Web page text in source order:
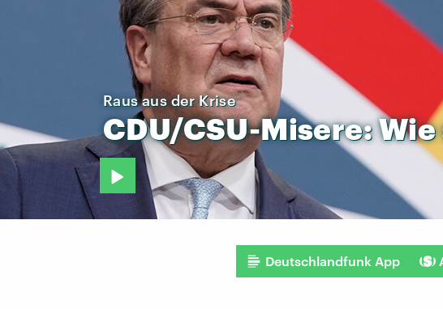
Raus aus der Krise
CDU/CSU-Misere:Wie
Deutschlandfunk App